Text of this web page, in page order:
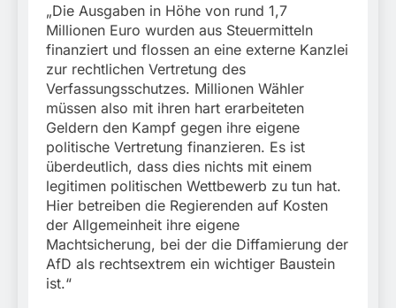
„Die Ausgaben in Höhe von rund 1,7
Millionen Euro wurden aus Steuermitteln
finanziert und flossen an eine externe Kanzlei
zur rechtlichen Vertretung des
Verfassungsschutzes. Millionen Wähler
müssen also mit ihren hart erarbeiteten
Geldern den Kampf gegen ihre eigene
politische Vertretung finanzieren. Es ist
überdeutlich, dass dies nichts mit einem
legitimen politischen Wettbewerb zu tun hat.
Hier betreiben die Regierenden auf Kosten
der Allgemeinheit ihre eigene
Machtsicherung, bei der die Diffamierung der
AfD als rechtsextrem ein wichtiger Baustein
ist.“